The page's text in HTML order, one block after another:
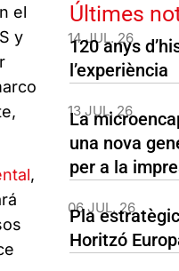
el
y
,
Últimes
14 JUL. 26
120 anys
l’experiència
13 JUL. 26
La
una nova
per a la
06 JUL. 26
Pla
Horitzó